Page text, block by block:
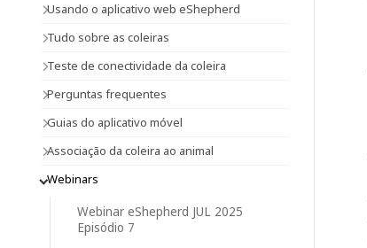
Usando o aplicativo web eShepherd
Tudo sobre as coleiras
Teste de conectividade da coleira
Perguntas frequentes
Guias do aplicativo móvel
Associação da coleira ao animal
Webinars
Webinar eShepherd JUL 2025
Episódio 7